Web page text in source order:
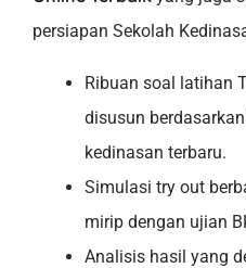
persiapan Sekolah
Ribuan soal latihan
disusun
kedinasan terbaru.
Simulasi try out
mirip dengan ujian
Analisis hasil yang